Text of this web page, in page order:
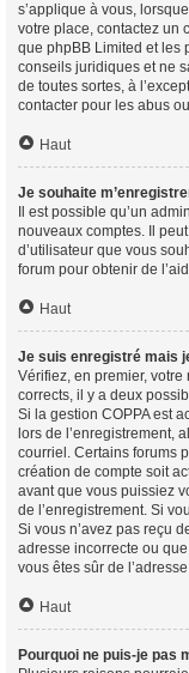
s’applique à vous,
votre place, contactez un
que phpBB Limited et les
conseils juridiques et ne
de toutes sortes, à
contacter pour les abus
Haut
Je souhaite
Il est possible qu’un
nouveaux comptes. Il
d’utilisateur que vous
forum pour obtenir de
Haut
Je suis enregistré mais
Vérifiez, en premier, votre
corrects, il y a deux
Si la gestion COPPA est
lors de l’enregistrement,
courriel. Certains forums
création de compte soit
avant que vous puissiez
de l’enregistrement. Si
Si vous n’avez pas reçu
adresse incorrecte ou
vous êtes sûr de
Haut
Pourquoi ne puis-je pas